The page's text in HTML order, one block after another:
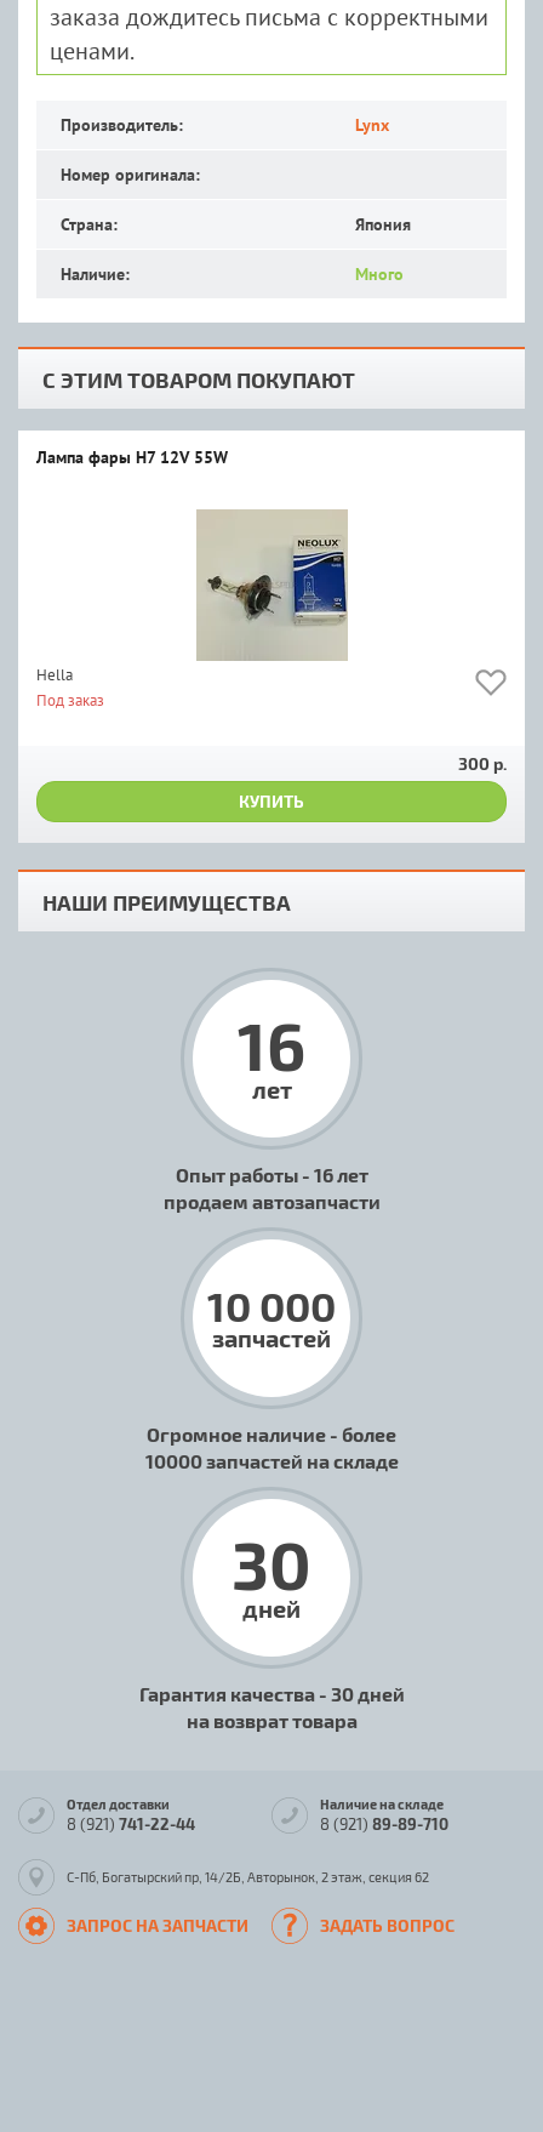
заказа дождитесь письма с корректными
ценами.
Производитель: Lynx
Номер оригинала:
Страна: Япония
Наличие: Много
С ЭТИМ ТОВАРОМ ПОКУПАЮТ
Лампа фары H7 12V 55W
Hella
Под заказ
300 р.
КУПИТЬ
НАШИ ПРЕИМУЩЕСТВА
16
лет
Опыт работы - 16 лет
продаем автозапчасти
10 000
запчастей
Огромное наличие - более
10000 запчастей на складе
30
дней
Гарантия качества - 30 дней
на возврат товара
Отдел доставки
8 (921) 741-22-44
Наличие на складе
8 (921) 89-89-710
С-Пб, Богатырский пр, 14/2Б, Авторынок, 2 этаж, секция 62
ЗАПРОС НА ЗАПЧАСТИ ЗАДАТЬ ВОПРОС